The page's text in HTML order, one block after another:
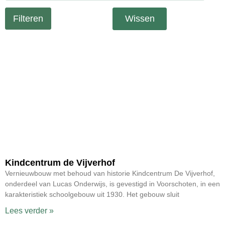
Wissen
Kindcentrum de Vijverhof
Vernieuwbouw met behoud van historie Kindcentrum De Vijverhof,
onderdeel van Lucas Onderwijs, is gevestigd in Voorschoten, in een
karakteristiek schoolgebouw uit 1930. Het gebouw sluit
Lees verder »